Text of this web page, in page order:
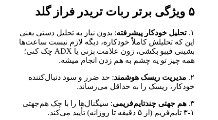
۵ ویژگی برتر ربات تریدر فراز گلد
۱. تحلیل خودکار پیشرفته: بدون نیاز به تحلیل دستی یعنی
این که تحلیلش کاملاً خودکاره، دیگه لازم نیست ساعت‌ها
بشینی فیبو بکشی، زون علامت بزنی یا ADX چک کنی؛
همه چیز تو یه چشم به هم زدن انجام میشه.
۲. مدیریت ریسک هوشمند: حد ضرر و سود دنبال‌کننده
خودکار، ریسک را به حداقل می‌رساند.
۳. هم‌ جهتی چندتایم‌فریمی: سیگنال‌ها را با چک هم‌جهتی
۱-۳ تایم‌فریم (از ۵ دقیقه تا روزانه) تأیید می‌کند.